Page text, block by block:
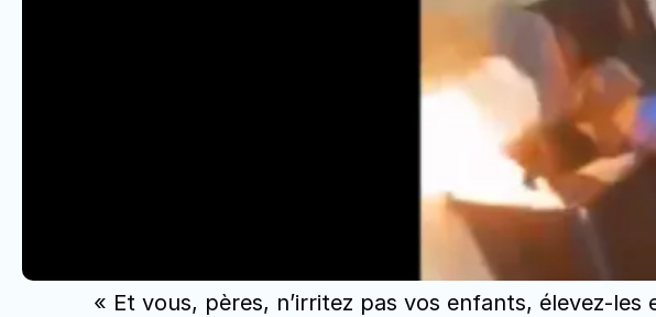
« Et vous, pères, n’irritez pas vos enfants, élevez-